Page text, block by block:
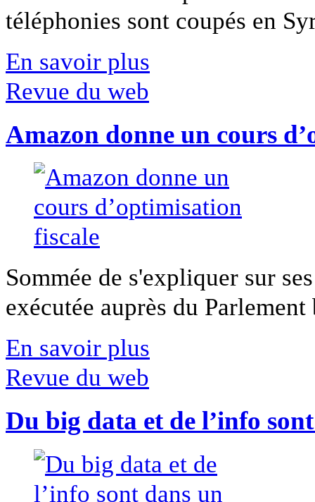
téléphonies sont coupés en
En savoir plus
Revue du web
Amazon donne un cours
Sommée de s'expliquer sur
exécutée auprès du
En savoir plus
Revue du web
Du big data et de l’info